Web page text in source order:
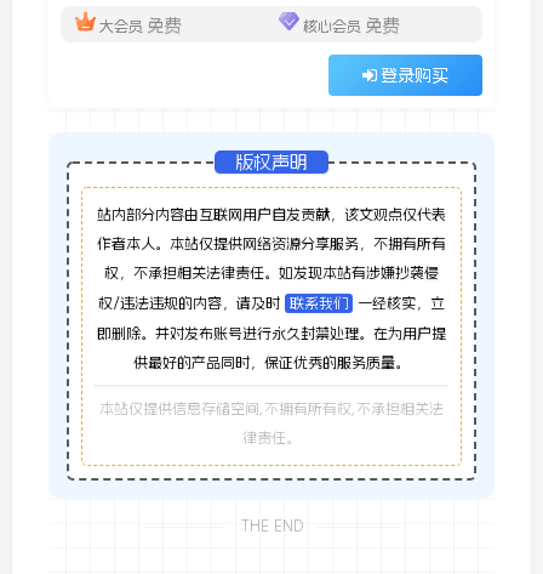
大会员 免费 核心会员 免费
登录购买
版权声明
站内部分内容由互联网用户自发贡献，该文观点仅代表
作者本人。本站仅提供网络资源分享服务，不拥有所有
权，不承担相关法律责任。如发现本站有涉嫌抄袭侵
权/违法违规的内容，请及时 联系我们 一经核实，立
即删除。并对发布账号进行永久封禁处理。在为用户提
供最好的产品同时，保证优秀的服务质量。
本站仅提供信息存储空间,不拥有所有权,不承担相关法
律责任。
THE END